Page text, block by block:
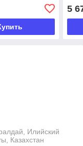
5
Илийский
Казахстан